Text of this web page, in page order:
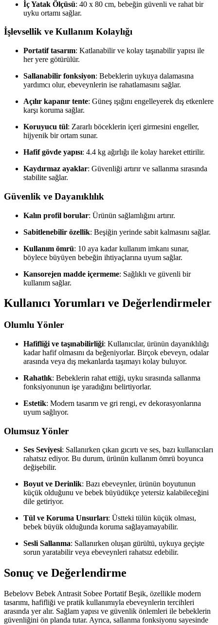
İç Yatak Ölçüsü: 40 x 80 cm, bebeğin güvenli ve rahat bir
uyku ortamı sağlar.
İşlevsellik ve Kullanım Kolaylığı
Portatif tasarım: Katlanabilir ve kolay taşınabilir yapısı ile
her yere götürülür.
Sallanabilir fonksiyon: Bebeklerin uykuya dalamasına
yardımcı olur, ebeveynlerin ise rahatlamasını sağlar.
Açılır kapanır tente: Güneş ışığını engelleyerek dış etkenlere
karşı koruma sağlar.
Koruyucu tül: Zararlı böceklerin içeri girmesini engeller,
hijyenik bir ortam sunar.
Hafif gövde yapısı: 4.4 kg ağırlığı ile kolay hareket ettirilir.
Kaydırmaz ayaklar: Güvenliği artırır ve sallanma sırasında
stabilite sağlar.
Güvenlik ve Dayanıklılık
Kalın profil borular: Ürünün sağlamlığını artırır.
Sabitlenebilir özellik: Beşiğin yerinde sabit kalmasını sağlar.
Kullanım ömrü: 10 aya kadar kullanım imkanı sunar,
böylece büyüyen bebeğin ihtiyaçlarına uyum sağlar.
Kansorejen madde içermeme: Sağlıklı ve güvenli bir
kullanım sağlar.
Kullanıcı Yorumları ve Değerlendirmeler
Olumlu Yönler
Hafifliği ve taşınabilirliği: Kullanıcılar, ürünün dayanıklılığı
kadar hafif olmasını da beğeniyorlar. Birçok ebeveyn, odalar
arasında veya dış mekanlarda taşımayı kolay buluyor.
Rahatlık: Bebeklerin rahat ettiği, uyku sırasında sallanma
fonksiyonunun işe yaradığını belirtiyorlar.
Estetik: Modern tasarım ve gri rengi, ev dekorasyonlarına
uyum sağlıyor.
Olumsuz Yönler
Ses Seviyesi: Sallanırken çıkan gıcırtı ve ses, bazı kullanıcıları
rahatsız ediyor. Bu durum, ürünün kullanım ömrü boyunca
değişebilir.
Boyut ve Derinlik: Bazı ebeveynler, ürünün boyutunun
küçük olduğunu ve bebek büyüdükçe yetersiz kalabileceğini
dile getiriyor.
Tül ve Koruma Unsurları: Üstteki tülün küçük olması,
bebek büyük olduğunda koruma sağlayamayabilir.
Sesli Sallanma: Sallanırken oluşan gürültü, uykuya geçişte
sorun yaratabilir veya ebeveynleri rahatsız edebilir.
Sonuç ve Değerlendirme
Bebelovv Bebek Antrasit Sobee Portatif Beşik, özellikle modern
tasarımı, hafifliği ve pratik kullanımıyla ebeveynlerin tercihleri
arasında yer alır. Sağlam yapısı ve güvenlik önlemleri ile bebeklerin
güvenliğini ön planda tutar. Ayrıca, sallanma fonksiyonu sayesinde